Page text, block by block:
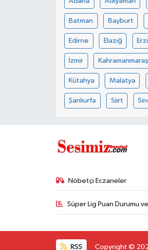
Batman Bayburt
Edirne Elazığ
İzmir Kahramanmaraş
Kütahya Malatya
Şanlıurfa Siirt
Nöbetçi Eczaneler
Süper Lig Puan Durumu
RSS Copyright ©